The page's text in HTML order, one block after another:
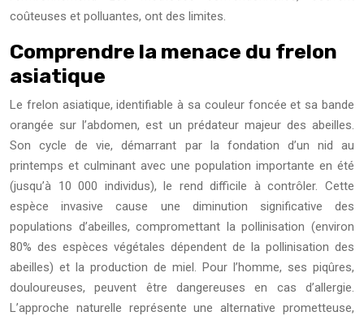
coûteuses et polluantes, ont des limites.
Comprendre la menace du frelon
asiatique
Le frelon asiatique, identifiable à sa couleur foncée et sa bande
orangée sur l’abdomen, est un prédateur majeur des abeilles.
Son cycle de vie, démarrant par la fondation d’un nid au
printemps et culminant avec une population importante en été
(jusqu’à 10 000 individus), le rend difficile à contrôler. Cette
espèce invasive cause une diminution significative des
populations d’abeilles, compromettant la pollinisation (environ
80% des espèces végétales dépendent de la pollinisation des
abeilles) et la production de miel. Pour l’homme, ses piqûres,
douloureuses, peuvent être dangereuses en cas d’allergie.
L’approche naturelle représente une alternative prometteuse,